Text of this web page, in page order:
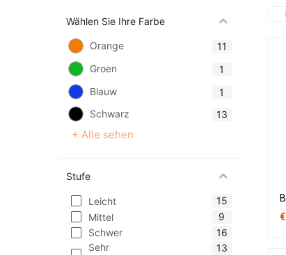
Wählen Sie Ihre Farbe
Orange
11
Groen
1
Blauw
1
Schwarz
13
+ Alle sehen
Stufe
Leicht
15
Mittel
9
Schwer
16
Sehr
13
€